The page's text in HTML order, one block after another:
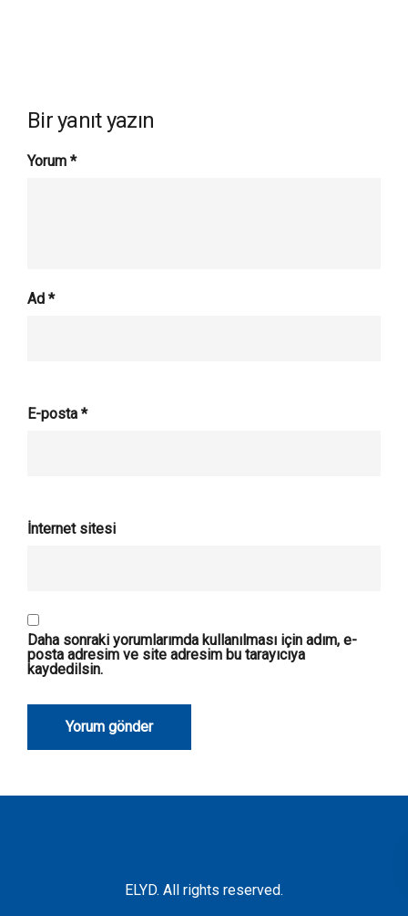
Bir yanıt yazın
Yorum *
Ad *
E-posta *
İnternet sitesi
Daha sonraki yorumlarımda kullanılması için adım, e-
posta adresim ve site adresim bu tarayıcıya
kaydedilsin.
ELYD. All rights reserved.